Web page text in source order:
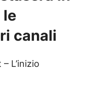
le
canali
L’inizio